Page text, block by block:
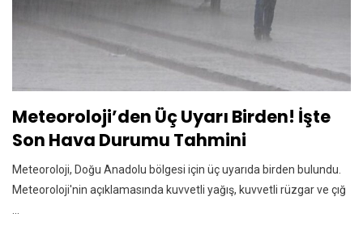
Meteoroloji’den Üç Uyarı Birden! İşte
Son Hava Durumu Tahmini
Meteoroloji, Doğu Anadolu bölgesi için üç uyarıda birden bulundu.
Meteoroloji'nin açıklamasında kuvvetli yağış, kuvvetli rüzgar ve çığ
...